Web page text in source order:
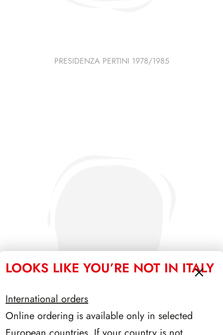
PRESIDENZA PERTINI 1978/1985
LOOKS LIKE YOU’RE NOT IN ITALY
International orders
Online ordering is available only in selected